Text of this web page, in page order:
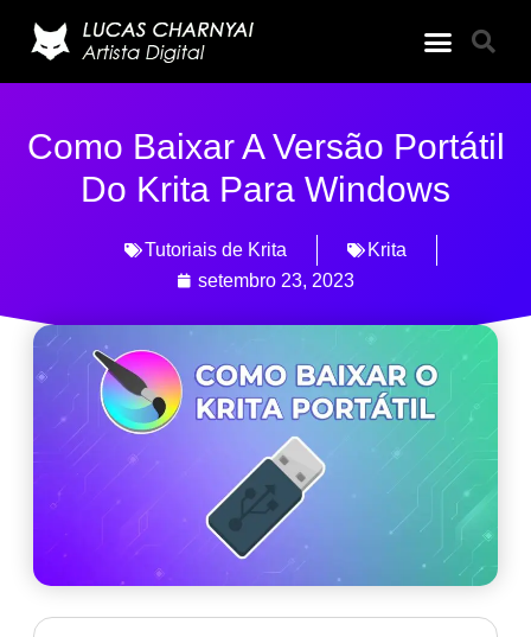
Como Baixar A Versão Portátil
Do Krita Para Windows
Tutoriais de Krita
Krita
setembro 23, 2023